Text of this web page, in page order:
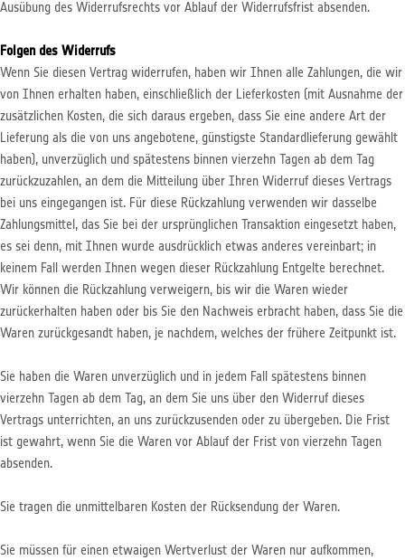
Ausübung des Widerrufsrechts vor Ablauf der Widerrufsfrist absenden.
Folgen des Widerrufs
Wenn Sie diesen Vertrag widerrufen, haben wir Ihnen alle Zahlungen, die wir
von Ihnen erhalten haben, einschließlich der Lieferkosten (mit Ausnahme der
zusätzlichen Kosten, die sich daraus ergeben, dass Sie eine andere Art der
Lieferung als die von uns angebotene, günstigste Standardlieferung gewählt
haben), unverzüglich und spätestens binnen vierzehn Tagen ab dem Tag
zurückzuzahlen, an dem die Mitteilung über Ihren Widerruf dieses Vertrags
bei uns eingegangen ist. Für diese Rückzahlung verwenden wir dasselbe
Zahlungsmittel, das Sie bei der ursprünglichen Transaktion eingesetzt haben,
es sei denn, mit Ihnen wurde ausdrücklich etwas anderes vereinbart; in
keinem Fall werden Ihnen wegen dieser Rückzahlung Entgelte berechnet.
Wir können die Rückzahlung verweigern, bis wir die Waren wieder
zurückerhalten haben oder bis Sie den Nachweis erbracht haben, dass Sie die
Waren zurückgesandt haben, je nachdem, welches der frühere Zeitpunkt ist.
Sie haben die Waren unverzüglich und in jedem Fall spätestens binnen
vierzehn Tagen ab dem Tag, an dem Sie uns über den Widerruf dieses
Vertrags unterrichten, an uns zurückzusenden oder zu übergeben. Die Frist
ist gewahrt, wenn Sie die Waren vor Ablauf der Frist von vierzehn Tagen
absenden.
Sie tragen die unmittelbaren Kosten der Rücksendung der Waren.
Sie müssen für einen etwaigen Wertverlust der Waren nur aufkommen,